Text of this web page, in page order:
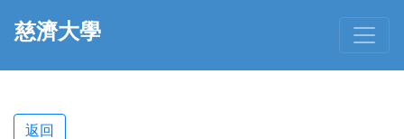
慈濟大學
返回